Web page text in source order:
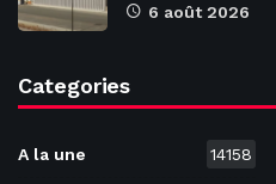
6 août 2026
Categories
A la une 14158